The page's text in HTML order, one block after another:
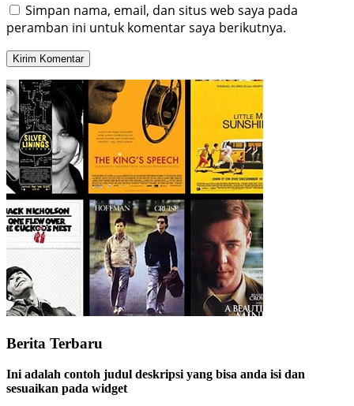
Simpan nama, email, dan situs web saya pada
peramban ini untuk komentar saya berikutnya.
Berita Terbaru
Ini adalah contoh judul deskripsi yang bisa anda isi dan
sesuaikan pada widget